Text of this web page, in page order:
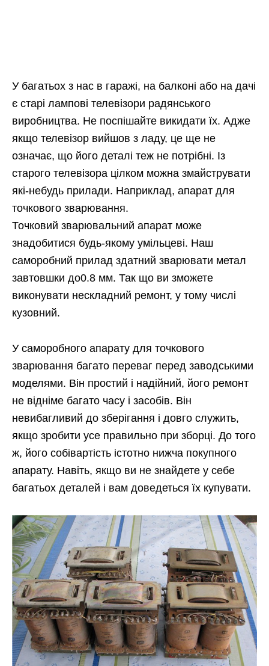
У багатьох з нас в гаражі, на балконі або на дачі
є старі лампові телевізори радянського
виробництва. Не поспішайте викидати їх. Адже
якщо телевізор вийшов з ладу, це ще не
означає, що його деталі теж не потрібні. Із
старого телевізора цілком можна змайструвати
які-небудь прилади. Наприклад, апарат для
точкового зварювання.
Точковий зварювальний апарат може
знадобитися будь-якому умільцеві. Наш
саморобний прилад здатний зварювати метал
завтовшки до0.8 мм. Так що ви зможете
виконувати нескладний ремонт, у тому числі
кузовний.
У саморобного апарату для точкового
зварювання багато переваг перед заводськими
моделями. Він простий і надійний, його ремонт
не відніме багато часу і засобів. Він
невибагливий до зберігання і довго служить,
якщо зробити усе правильно при зборці. До того
ж, його собівартість істотно нижча покупного
апарату. Навіть, якщо ви не знайдете у себе
багатьох деталей і вам доведеться їх купувати.